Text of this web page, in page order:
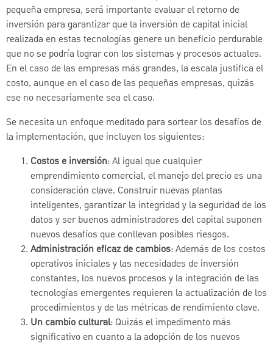
pequeña empresa, será importante evaluar el retorno de
inversión para garantizar que la inversión de capital inicial
realizada en estas tecnologías genere un beneficio perdurable
que no se podría lograr con los sistemas y procesos actuales.
En el caso de las empresas más grandes, la escala justifica el
costo, aunque en el caso de las pequeñas empresas, quizás
ese no necesariamente sea el caso.
Se necesita un enfoque meditado para sortear los desafíos de
la implementación, que incluyen los siguientes:
Costos e inversión: Al igual que cualquier
emprendimiento comercial, el manejo del precio es una
consideración clave. Construir nuevas plantas
inteligentes, garantizar la integridad y la seguridad de los
datos y ser buenos administradores del capital suponen
nuevos desafíos que conllevan posibles riesgos.
Administración eficaz de cambios: Además de los costos
operativos iniciales y las necesidades de inversión
constantes, los nuevos procesos y la integración de las
tecnologías emergentes requieren la actualización de los
procedimientos y de las métricas de rendimiento clave.
Un cambio cultural: Quizás el impedimento más
significativo en cuanto a la adopción de los nuevos